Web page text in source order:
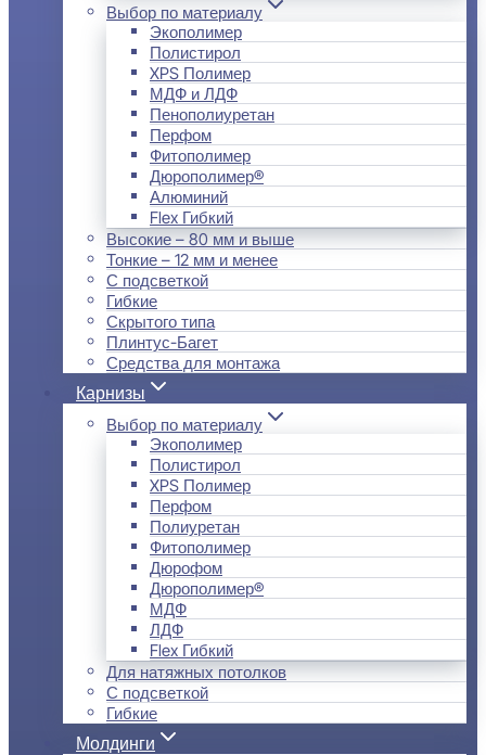
Выбор по материалу
Экополимер
Полистирол
XPS Полимер
МДФ и ЛДФ
Пенополиуретан
Перфом
Фитополимер
Дюрополимер®
Алюминий
Flex Гибкий
Высокие – 80 мм и выше
Тонкие – 12 мм и менее
С подсветкой
Гибкие
Скрытого типа
Плинтус-Багет
Средства для монтажа
Карнизы
Выбор по материалу
Экополимер
Полистирол
XPS Полимер
Перфом
Полиуретан
Фитополимер
Дюрофом
Дюрополимер®
МДФ
ЛДФ
Flex Гибкий
Для натяжных потолков
С подсветкой
Гибкие
Молдинги